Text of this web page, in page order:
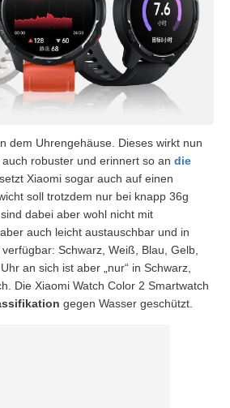
dem Uhrengehäuse. Dieses wirkt nun
robuster und erinnert so an die
Xiaomi sogar auch auf einen
soll trotzdem nur bei knapp 36g
dabei aber wohl nicht mit
auch leicht austauschbar und in
Schwarz, Weiß, Blau, Gelb,
an sich ist aber „nur“ in Schwarz,
Die Xiaomi Watch Color 2 Smartwatch
gegen Wasser geschützt.